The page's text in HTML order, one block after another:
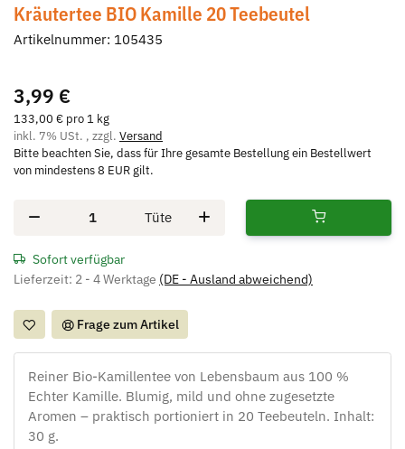
Kräutertee BIO Kamille 20 Teebeutel
Artikelnummer: 105435
3,99 €
133,00 € pro 1 kg
inkl. 7% USt. , zzgl. Versand
Bitte beachten Sie, dass für Ihre gesamte Bestellung ein Bestellwert
von mindestens 8 EUR gilt.
Tüte
Sofort verfügbar
Lieferzeit: 2 - 4 Werktage (DE - Ausland abweichend)
Frage zum Artikel
Reiner Bio-Kamillentee von Lebensbaum aus 100 %
Echter Kamille. Blumig, mild und ohne zugesetzte
Aromen – praktisch portioniert in 20 Teebeuteln. Inhalt:
30 g.